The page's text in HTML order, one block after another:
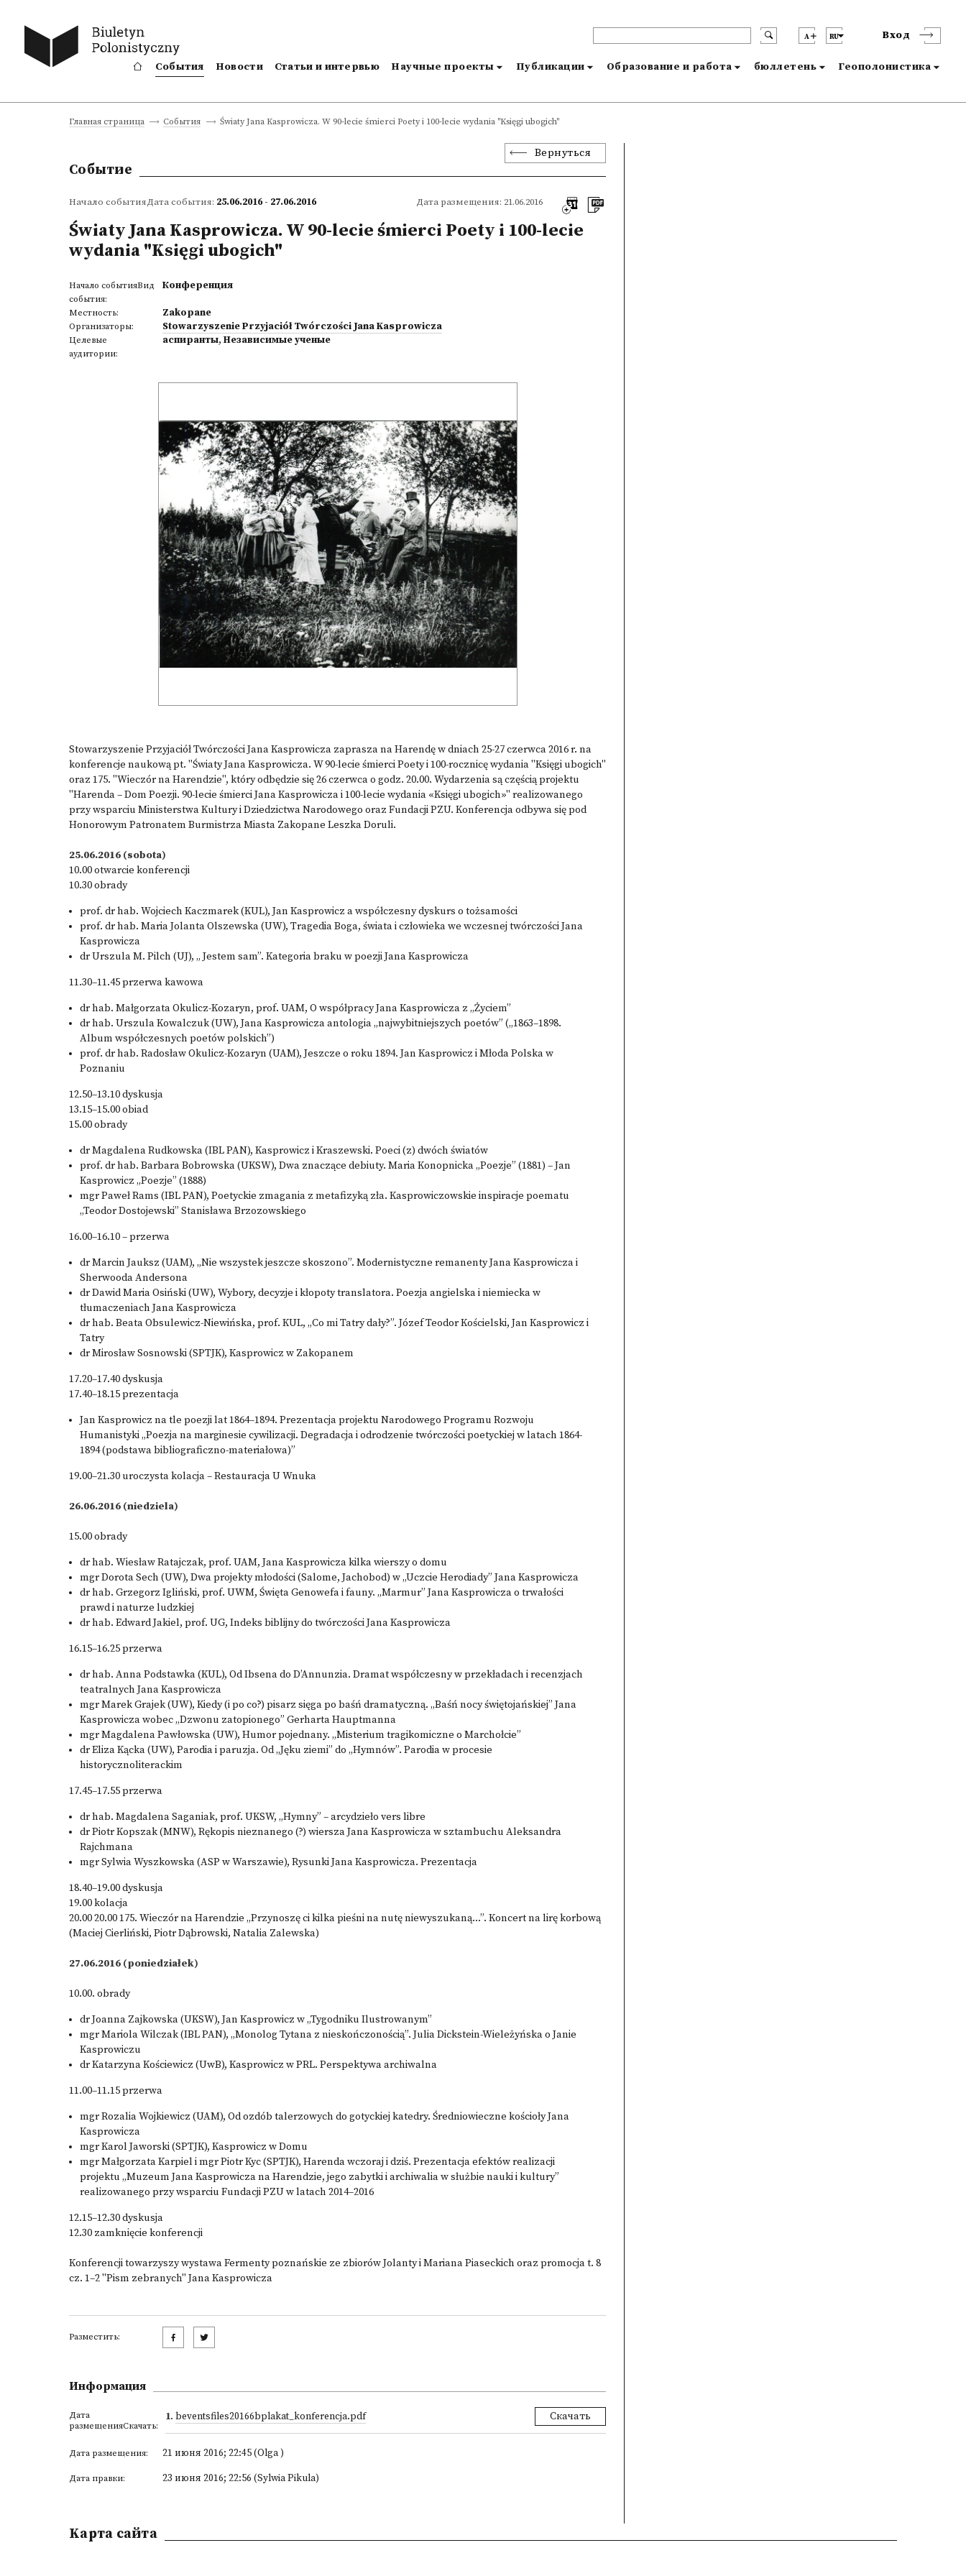
A RU Вход
События Новости Статьи и интервью Научные проекты Публикации Образование и работа бюллетень Геополонистика
Главная страница События Światy Jana Kasprowicza. W 90-lecie śmierci Poety i 100-lecie wydania "Księgi ubogich"
Вернуться
Событие
Начало событияДата события: 25.06.2016 - 27.06.2016 Дата размещения: 21.06.2016
Światy Jana Kasprowicza. W 90-lecie śmierci Poety i 100-lecie
wydania "Księgi ubogich"
Начало событияВид
события:
Конференция
Местность: Zakopane
Организаторы: Stowarzyszenie Przyjaciół Twórczości Jana Kasprowicza
Целевые
аудитории:
аспиранты, Независимые ученые
Stowarzyszenie Przyjaciół Twórczości Jana Kasprowicza zaprasza na Harendę w dniach 25-27 czerwca 2016 r. na
konferencje naukową pt. "Światy Jana Kasprowicza. W 90-lecie śmierci Poety i 100-rocznicę wydania "Księgi ubogich"
oraz 175. "Wieczór na Harendzie", który odbędzie się 26 czerwca o godz. 20.00. Wydarzenia są częścią projektu
"Harenda – Dom Poezji. 90-lecie śmierci Jana Kasprowicza i 100-lecie wydania «Księgi ubogich»" realizowanego
przy wsparciu Ministerstwa Kultury i Dziedzictwa Narodowego oraz Fundacji PZU. Konferencja odbywa się pod
Honorowym Patronatem Burmistrza Miasta Zakopane Leszka Doruli.
25.06.2016 (sobota)
10.00 otwarcie konferencji
10.30 obrady
prof. dr hab. Wojciech Kaczmarek (KUL), Jan Kasprowicz a współczesny dyskurs o tożsamości
prof. dr hab. Maria Jolanta Olszewska (UW), Tragedia Boga, świata i człowieka we wczesnej twórczości Jana
Kasprowicza
dr Urszula M. Pilch (UJ), „ Jestem sam”. Kategoria braku w poezji Jana Kasprowicza
11.30–11.45 przerwa kawowa
dr hab. Małgorzata Okulicz-Kozaryn, prof. UAM, O współpracy Jana Kasprowicza z „Życiem”
dr hab. Urszula Kowalczuk (UW), Jana Kasprowicza antologia „najwybitniejszych poetów” („1863–1898.
Album współczesnych poetów polskich”)
prof. dr hab. Radosław Okulicz-Kozaryn (UAM), Jeszcze o roku 1894. Jan Kasprowicz i Młoda Polska w
Poznaniu
12.50–13.10 dyskusja
13.15–15.00 obiad
15.00 obrady
dr Magdalena Rudkowska (IBL PAN), Kasprowicz i Kraszewski. Poeci (z) dwóch światów
prof. dr hab. Barbara Bobrowska (UKSW), Dwa znaczące debiuty. Maria Konopnicka „Poezje” (1881) – Jan
Kasprowicz „Poezje” (1888)
mgr Paweł Rams (IBL PAN), Poetyckie zmagania z metafizyką zła. Kasprowiczowskie inspiracje poematu
„Teodor Dostojewski” Stanisława Brzozowskiego
16.00–16.10 – przerwa
dr Marcin Jauksz (UAM), „Nie wszystek jeszcze skoszono”. Modernistyczne remanenty Jana Kasprowicza i
Sherwooda Andersona
dr Dawid Maria Osiński (UW), Wybory, decyzje i kłopoty translatora. Poezja angielska i niemiecka w
tłumaczeniach Jana Kasprowicza
dr hab. Beata Obsulewicz-Niewińska, prof. KUL, „Co mi Tatry dały?”. Józef Teodor Kościelski, Jan Kasprowicz i
Tatry
dr Mirosław Sosnowski (SPTJK), Kasprowicz w Zakopanem
17.20–17.40 dyskusja
17.40–18.15 prezentacja
Jan Kasprowicz na tle poezji lat 1864–1894. Prezentacja projektu Narodowego Programu Rozwoju
Humanistyki „Poezja na marginesie cywilizacji. Degradacja i odrodzenie twórczości poetyckiej w latach 1864-
1894 (podstawa bibliograficzno-materiałowa)”
19.00–21.30 uroczysta kolacja – Restauracja U Wnuka
26.06.2016 (niedziela)
15.00 obrady
dr hab. Wiesław Ratajczak, prof. UAM, Jana Kasprowicza kilka wierszy o domu
mgr Dorota Sech (UW), Dwa projekty młodości (Salome, Jachobod) w „Uczcie Herodiady” Jana Kasprowicza
dr hab. Grzegorz Igliński, prof. UWM, Święta Genowefa i fauny. „Marmur” Jana Kasprowicza o trwałości
prawd i naturze ludzkiej
dr hab. Edward Jakiel, prof. UG, Indeks biblijny do twórczości Jana Kasprowicza
16.15–16.25 przerwa
dr hab. Anna Podstawka (KUL), Od Ibsena do D’Annunzia. Dramat współczesny w przekładach i recenzjach
teatralnych Jana Kasprowicza
mgr Marek Grajek (UW), Kiedy (i po co?) pisarz sięga po baśń dramatyczną. „Baśń nocy świętojańskiej” Jana
Kasprowicza wobec „Dzwonu zatopionego” Gerharta Hauptmanna
mgr Magdalena Pawłowska (UW), Humor pojednany. „Misterium tragikomiczne o Marchołcie”
dr Eliza Kącka (UW), Parodia i paruzja. Od „Jęku ziemi” do „Hymnów”. Parodia w procesie
historycznoliterackim
17.45–17.55 przerwa
dr hab. Magdalena Saganiak, prof. UKSW, „Hymny” – arcydzieło vers libre
dr Piotr Kopszak (MNW), Rękopis nieznanego (?) wiersza Jana Kasprowicza w sztambuchu Aleksandra
Rajchmana
mgr Sylwia Wyszkowska (ASP w Warszawie), Rysunki Jana Kasprowicza. Prezentacja
18.40–19.00 dyskusja
19.00 kolacja
20.00 20.00 175. Wieczór na Harendzie „Przynoszę ci kilka pieśni na nutę niewyszukaną…”. Koncert na lirę korbową
(Maciej Cierliński, Piotr Dąbrowski, Natalia Zalewska)
27.06.2016 (poniedziałek)
10.00. obrady
dr Joanna Zajkowska (UKSW), Jan Kasprowicz w „Tygodniku Ilustrowanym”
mgr Mariola Wilczak (IBL PAN), „Monolog Tytana z nieskończonością”. Julia Dickstein-Wieleżyńska o Janie
Kasprowiczu
dr Katarzyna Kościewicz (UwB), Kasprowicz w PRL. Perspektywa archiwalna
11.00–11.15 przerwa
mgr Rozalia Wojkiewicz (UAM), Od ozdób talerzowych do gotyckiej katedry. Średniowieczne kościoły Jana
Kasprowicza
mgr Karol Jaworski (SPTJK), Kasprowicz w Domu
mgr Małgorzata Karpiel i mgr Piotr Kyc (SPTJK), Harenda wczoraj i dziś. Prezentacja efektów realizacji
projektu „Muzeum Jana Kasprowicza na Harendzie, jego zabytki i archiwalia w służbie nauki i kultury”
realizowanego przy wsparciu Fundacji PZU w latach 2014–2016
12.15–12.30 dyskusja
12.30 zamknięcie konferencji
Konferencji towarzyszy wystawa Fermenty poznańskie ze zbiorów Jolanty i Mariana Piaseckich oraz promocja t. 8
cz. 1–2 "Pism zebranych" Jana Kasprowicza
Разместить:
Информация
Дата
размещенияСкачать:
1. beventsfiles20166bplakat_konferencja.pdf Скачать
Дата размещения: 21 июня 2016; 22:45 (Olga )
Дата правки: 23 июня 2016; 22:56 (Sylwia Pikula)
Kарта сайта